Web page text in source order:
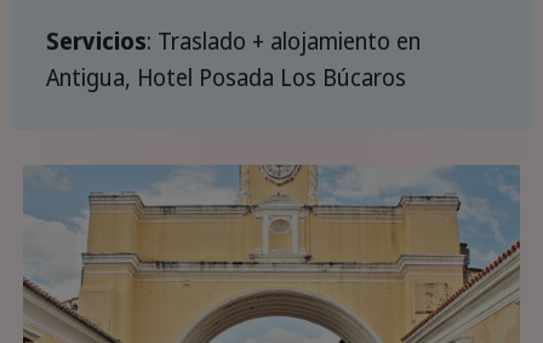
Servicios: Traslado + alojamiento en
Antigua, Hotel Posada Los Búcaros